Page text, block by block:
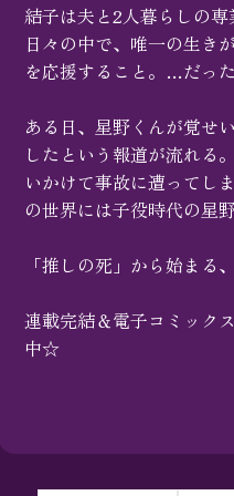
結子は夫と2人暮らしの
日々の中で、唯一の生き
を応援すること。…だっ
ある日、星野くんが覚せ
したという報道が流れる
いかけて事故に遭ってし
の世界には子役時代の星
「推しの死」から始まる
連載完結＆電子コミック
中☆